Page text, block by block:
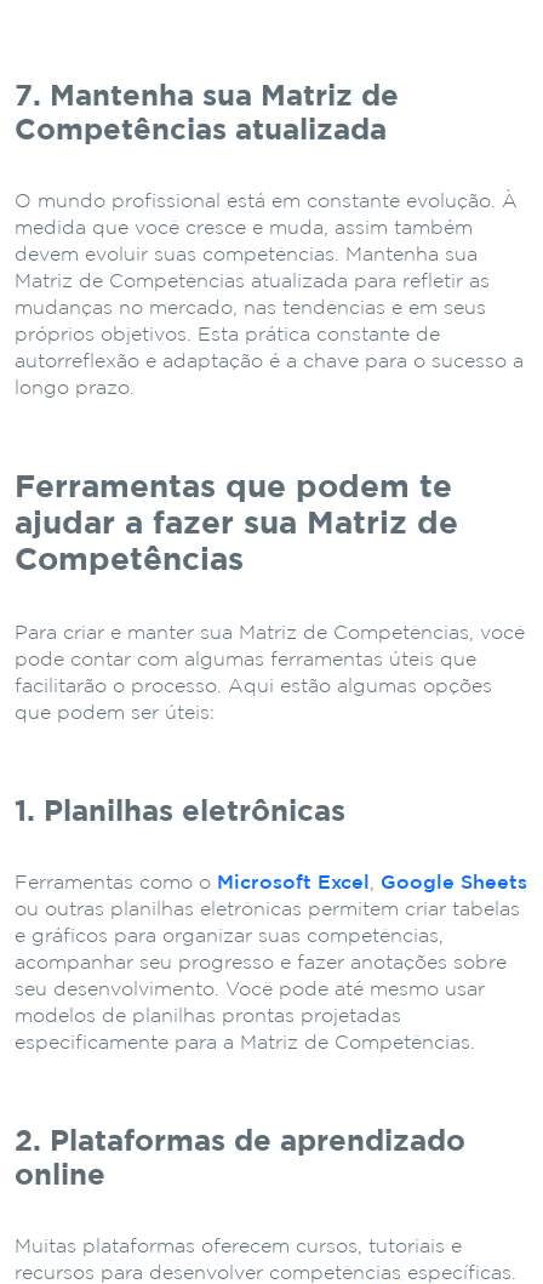
7. Mantenha sua Matriz de
Competências atualizada
O mundo profissional está em constante evolução. À
medida que você cresce e muda, assim também
devem evoluir suas competências. Mantenha sua
Matriz de Competências atualizada para refletir as
mudanças no mercado, nas tendências e em seus
próprios objetivos. Esta prática constante de
autorreflexão e adaptação é a chave para o sucesso a
longo prazo.
Ferramentas que podem te
ajudar a fazer sua Matriz de
Competências
Para criar e manter sua Matriz de Competências, você
pode contar com algumas ferramentas úteis que
facilitarão o processo. Aqui estão algumas opções
que podem ser úteis:
1. Planilhas eletrônicas
Ferramentas como o Microsoft Excel
Google Sheets
ou outras planilhas eletrônicas permitem criar tabelas
e gráficos para organizar suas competências,
acompanhar seu progresso e fazer anotações sobre
seu desenvolvimento. Você pode até mesmo usar
modelos de planilhas prontas projetadas
especificamente para a Matriz de Competências.
2. Plataformas de aprendizado
online
Muitas plataformas oferecem cursos, tutoriais e
recursos para desenvolver competências específicas.